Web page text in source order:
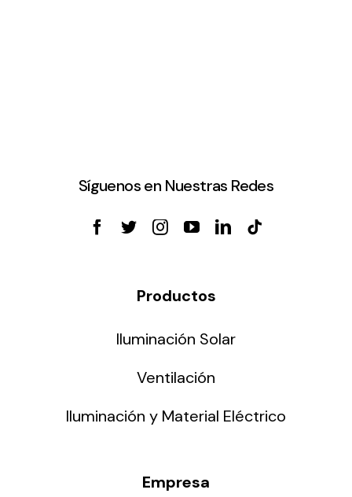
Síguenos en Nuestras Redes
Productos
Iluminación Solar
Ventilación
Iluminación y Material Eléctrico
Empresa